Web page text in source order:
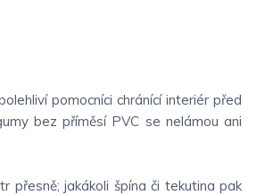
pomocníci chránící interiér před
bez příměsí PVC se nelámou ani
přesně; jakákoli špína či tekutina pak